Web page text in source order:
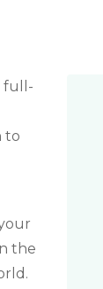
full-
to
the